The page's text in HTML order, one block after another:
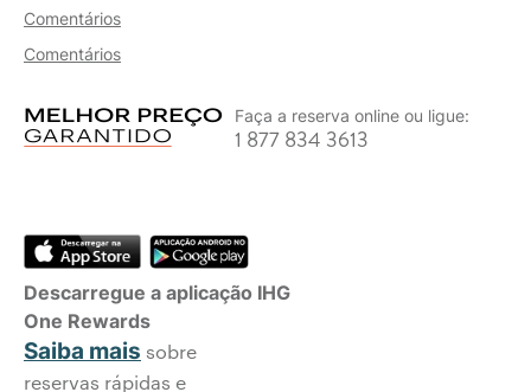
Comentários
Comentários
Faça a reserva online ou ligue:
1 877 834 3613
Descarregue a aplicação IHG
One Rewards
Saiba mais sobre
reservas rápidas e